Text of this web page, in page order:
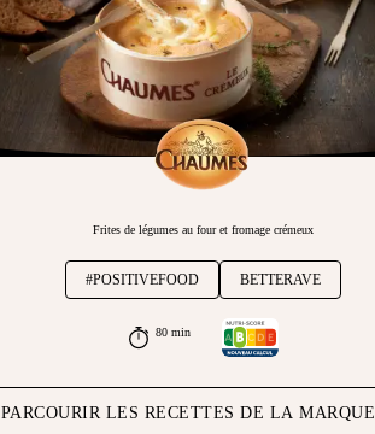
Frites de légumes au four et fromage crémeux
#POSITIVEFOOD BETTERAVE
80 min
PARCOURIR LES RECETTES DE LA MARQUE